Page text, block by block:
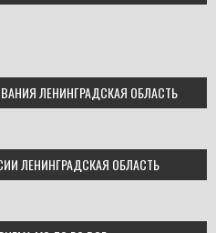
ЛЕНИНГРАДСКАЯ ОБЛАСТЬ
ЛЕНИНГРАДСКАЯ ОБЛАСТЬ